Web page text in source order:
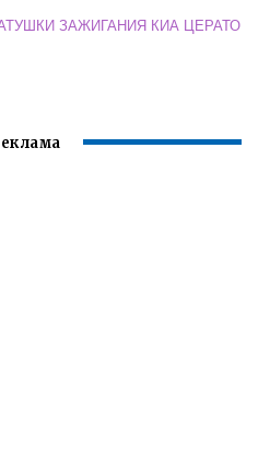
ЗАЖИГАНИЯ КИА ЦЕРАТО